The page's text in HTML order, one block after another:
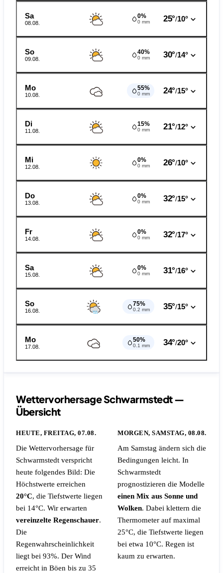
Sa
08.08.
0%
0 mm 25°/10°
So
09.08.
40%
0 mm 30°/14°
Mo
10.08.
55%
0 mm 24°/15°
Di
11.08.
15%
0 mm 21°/12°
Mi
12.08.
0%
0 mm 26°/10°
Do
13.08.
0%
0 mm 32°/15°
Fr
14.08.
0%
0 mm 32°/17°
Sa
15.08.
0%
0 mm 31°/16°
So
16.08.
75%
0.2 mm 35°/15°
Mo
17.08.
50%
0.1 mm 34°/20°
Wettervorhersage Schwarmstedt —
Übersicht
HEUTE, FREITAG, 07.08.
Die Wettervorhersage für
Schwarmstedt verspricht
heute folgendes Bild: Die
Höchstwerte erreichen
20°C, die Tiefstwerte liegen
bei 14°C. Wir erwarten
vereinzelte Regenschauer.
Die
Regenwahrscheinlichkeit
liegt bei 93%. Der Wind
erreicht in Böen bis zu 35
MORGEN, SAMSTAG, 08.08.
Am Samstag ändern sich die
Bedingungen leicht. In
Schwarmstedt
prognostizieren die Modelle
einen Mix aus Sonne und
Wolken. Dabei klettern die
Thermometer auf maximal
25°C, die Tiefstwerte liegen
bei etwa 10°C. Regen ist
kaum zu erwarten.